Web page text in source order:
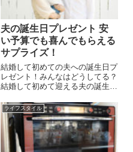
夫の誕生日プレゼント 安
い予算でも喜んでもらえる
サプライズ！
結婚して初めての夫への誕生日プ
レゼント！みんなはどうしてる？
結婚して初めて迎える夫の誕生
わったし、どのようにお祝いしよ
うかな、と悩みますよね。 盛大
にお祝いしてあげたいけど正直出
費も気になるな までと雰囲気
を...
ライフスタイル